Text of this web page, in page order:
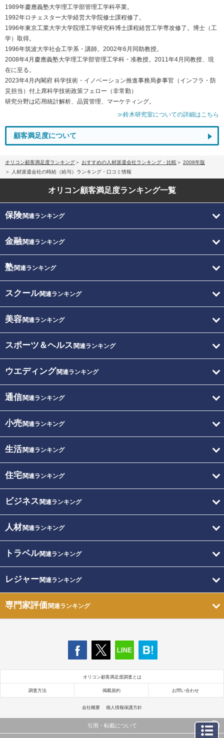
1989年慶應義塾大学理工学部管理工学科卒業。
1992年ロチェスター大学経営大学院修士課程修了。
1996年東京工業大学大学院理工学研究科博士課程経営工学専攻修了。博士（工
学）取得。
1996年筑波大学社会工学系・講師。2002年6月同助教授。
2008年4月慶應義塾大学理工学部管理工学科・准教授。2011年4月同教授、現
在に至る。
2023年4月内閣府 科学技術・イノベーション推進事務局参事官（インフラ・防
災担当）付上席科学技術政策フェロー（非常勤）
研究分野は応用統計解析、品質管理、マーケティング。
≫鈴木研究室についての詳細はこちら
顧客満足度について
オリコン顧客満足度ランキング おすすめの人材派遣会社ランキング・比較
2008年版
人材派遣会社の時給（給与）ランキング・口コミ情報
オリコン顧客満足度ランキング一覧
保険関連ランキング
金融関連ランキング
塾関連ランキング
スクール関連ランキング
美容関連ランキング
スポーツ＆ヘルス 関連ランキング
ウエディング関連ランキング
通信関連ランキング
小売関連ランキング
生活関連ランキング
住宅関連ランキング
ビジネス 関連ランキング
人材関連ランキング
トラベル関連ランキング
レジャー関連ランキング
専門家評価関連ランキング
オリコン顧客満足度調査とは
調査方法 掲載規約 お問い合わせ
会社概要 個人情報保護方針
引用・転載について